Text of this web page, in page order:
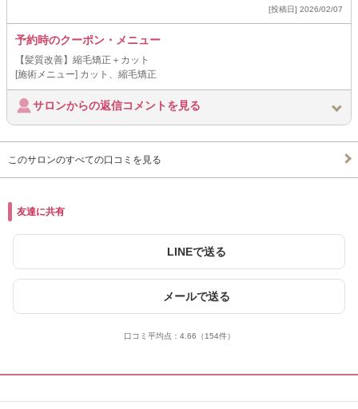
[投稿日] 2026/02/07
予約時のクーポン・メニュー
【髪質改善】縮毛矯正＋カット
[施術メニュー] カット、縮毛矯正
サロンからの返信コメントを見る
このサロンのすべての口コミを見る
友達に共有
LINEで送る
メールで送る
口コミ平均点： 4.66 （154件）